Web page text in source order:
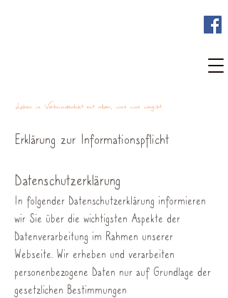
Leben in Verbundenheit mit allem, was uns umgibt
Erklärung zur Informationspflicht
Datenschutzerklärung
In folgender Datenschutzerklärung informieren
wir Sie über die wichtigsten Aspekte der
Datenverarbeitung im Rahmen unserer
Webseite. Wir erheben und verarbeiten
personenbezogene Daten nur auf Grundlage der
gesetzlichen Bestimmungen